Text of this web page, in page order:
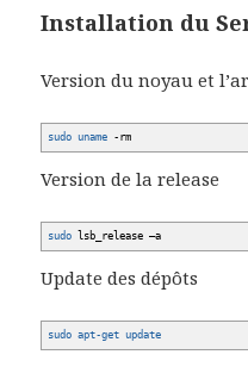
Installation du
Version du noyau et
sudo uname -rm
Version de la release
sudo lsb_release –a
Update des dépôts
sudo apt-get update